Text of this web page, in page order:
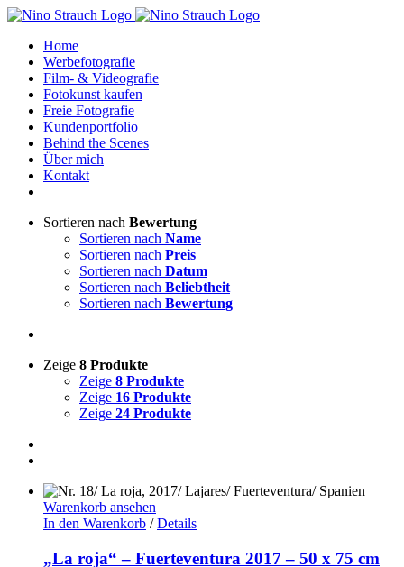
Zum
springenHome
Werbefotografie
Film- & Videografie
Fotokunst kaufen
Freie Fotografie
Kundenportfolio
Behind the Scenes
Über mich
Kontakt
Sortieren nach Bewertung
Sortieren nach Name
Sortieren nach Preis
Sortieren nach Datum
Sortieren nach Beliebtheit
Sortieren nach Bewertung
Zeige 8 Produkte
Zeige 8 Produkte
Zeige 16 Produkte
Zeige 24 Produkte
Warenkorb ansehen
In den Warenkorb / Details
„La roja“ – Fuerteventura 2017 – 50 x 75 cm